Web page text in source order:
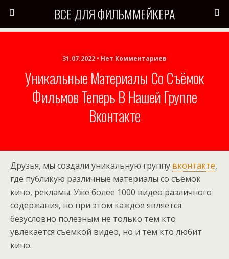
ВСЕ ДЛЯ ФИЛЬММЕЙКЕРА
31.07.2022 • Нет Комментариев
Уникальные Материалы Со Съёмок
Фильмов Теперь В Нашей Группе
Вконтакте
Друзья, мы создали уникальную группу вконтакте,
где публикую различные материалы со съёмок
кино, рекламы. Уже более 1000 видео различного
содержания, но при этом каждое является
безусловно полезным не только тем кто
увлекается съёмкой видео, но и тем кто любит
кино.